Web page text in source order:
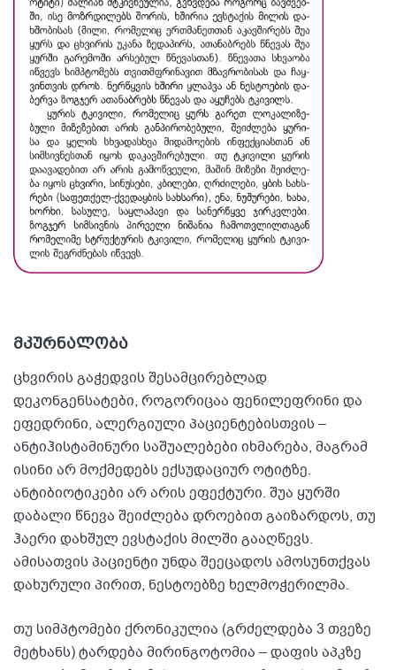
მკურნალობა
ცხვირის გაჭედვის შესამცირებლად
დეკონგენსატები, როგორიცაა ფენილეფრინი და
ეფედრინი, ალერგიული პაციენტებისთვის –
ანტიჰისტამინური საშუალებები იხმარება, მაგრამ
ისინი არ მოქმედებს ექსუდაციურ ოტიტზე.
ანტიბიოტიკები არ არის ეფექტური. შუა ყურში
დაბალი წნევა შეიძლება დროებით გაიზარდოს, თუ
ჰაერი დახშულ ევსტაქის მილში გააღწევს.
ამისათვის პაციენტი უნდა შეეცადოს ამოსუნთქვას
დახურული პირით, ნესტოებზე ხელმოჭერილმა.
თუ სიმპტომები ქრონიკულია (გრძელდება 3 თვეზე
მეტხანს) ტარდება მირინგოტომია – დაფის აპკზე